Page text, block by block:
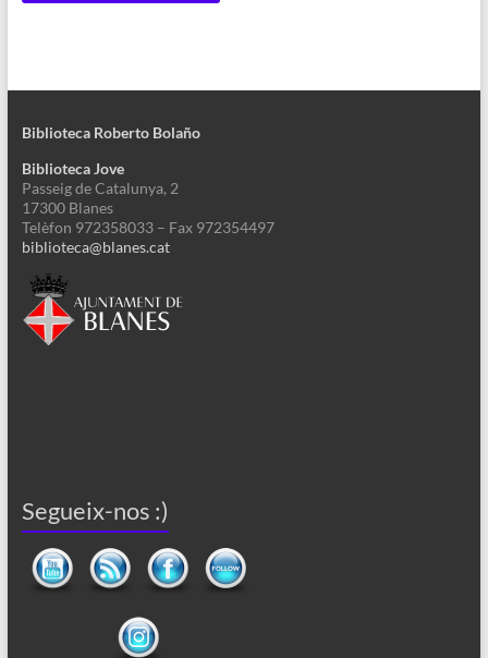
Biblioteca Roberto Bolaño
Biblioteca Jove
Passeig de Catalunya, 2
17300 Blanes
Telèfon 972358033 – Fax 972354497
biblioteca@blanes.cat
Segueix-nos :)